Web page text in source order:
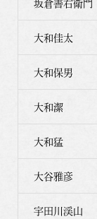
大和佳太
大和保男
大和潔
大和猛
大谷雅彦
宇田川渓山